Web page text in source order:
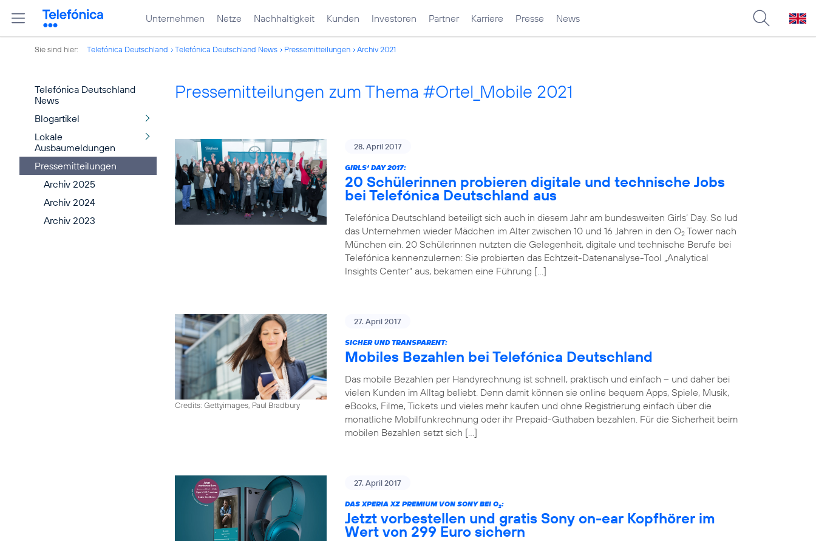
Unternehmen Netze Nachhaltigkeit Kunden Investoren Partner Karriere Presse News
Sie sind hier: Telefónica Deutschland Telefónica Deutschland News Pressemitteilungen Archiv 2021
Telefónica Deutschland
News
Blogartikel
Lokale
Ausbaumeldungen
Pressemitteilungen
Archiv 2025
Archiv 2024
Archiv 2023
Pressemitteilungen zum Thema #Ortel_Mobile 2021
28. April 2017
GIRLS‘ DAY 2017:
20 Schülerinnen probieren digitale und technische Jobs
bei Telefónica Deutschland aus
Telefónica Deutschland beteiligt sich auch in diesem Jahr am bundesweiten Girls‘ Day. So lud
das Unternehmen wieder Mädchen im Alter zwischen 10 und 16 Jahren in den O2 Tower nach
München ein. 20 Schülerinnen nutzten die Gelegenheit, digitale und technische Berufe bei
Telefónica kennenzulernen: Sie probierten das Echtzeit-Datenanalyse-Tool „Analytical
Insights Center“ aus, bekamen eine Führung […]
Credits: Gettyimages, Paul Bradbury
27. April 2017
SICHER UND TRANSPARENT:
Mobiles Bezahlen bei Telefónica Deutschland
Das mobile Bezahlen per Handyrechnung ist schnell, praktisch und einfach – und daher bei
vielen Kunden im Alltag beliebt. Denn damit können sie online bequem Apps, Spiele, Musik,
eBooks, Filme, Tickets und vieles mehr kaufen und ohne Registrierung einfach über die
monatliche Mobilfunkrechnung oder ihr Prepaid-Guthaben bezahlen. Für die Sicherheit beim
mobilen Bezahlen setzt sich […]
27. April 2017
DAS XPERIA XZ PREMIUM VON SONY BEI O2:
Jetzt vorbestellen und gratis Sony on-ear Kopfhörer im
Wert von 299 Euro sichern